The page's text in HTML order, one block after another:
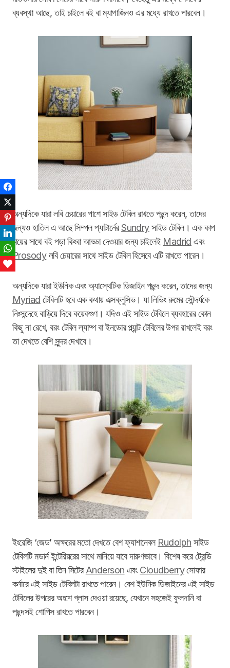
ব্যবস্থা আছে, তাই চাইলে বই বা ম্যাগাজিনও এর মধ্যে রাখতে পারবেন।
অন্যদিকে যারা লবি চেয়ারের পাশে সাইড টেবিল রাখতে পছন্দ করেন, তাদের
জন্যও হাতিল এ আছে সিম্পল প্যাটার্নেরSundry সাইড টেবিল। এক কাপ
চায়ের সাথে বই পড়া কিংবা আড্ডা দেওয়ার জন্য চাইলেই Madrid এবং
Prosody লবি চেয়ারের সাথে সাইড টেবিল হিসেবে এটি রাখতে পারেন।
অন্যদিকে যারা ইউনিক এবং অ্যাস্থেটিক ডিজাইন পছন্দ করেন, তাদের জন্য
Myriad টেবিলটি হবে এক কথায় এক্সক্লুসিভ। যা লিভিং রুমের সৌন্দর্যকে
নিঃসন্দেহে বাড়িয়ে দিবে কয়েকগুণ। যদিও এই সাইড টেবিলে ব্যবহারের কোন
কিছু না রেখে, বরং টেবিল ল্যাম্প বা ইনডোর প্ল্যান্ট টেবিলের উপর রাখলেই বরং
তা দেখতে বেশি সুন্দর দেখাবে।
ইংরেজি ‘জেড’ অক্ষরের মতো দেখতে বেশ ফ্যাশানেবল Rudolph সাইড
টেবিলটি মডার্ন ইন্টেরিয়রের সাথে মানিয়ে যাবে দারুণভাবে। বিশেষ করে ট্রেন্ডি
স্টাইলের দুই বা তিন সিটের Anderson এবং Cloudberry সোফার
কর্নারে এই সাইড টেবিলটা রাখতে পারেন। বেশ ইউনিক ডিজাইনের এই সাইড
টেবিলের উপরের অংশে গ্লাস দেওয়া রয়েছে, যেখানে সহজেই ফুলদানি বা
পছন্দসই শোপিস রাখতে পারবেন।
Facebook
Pinterest
LinkedIn